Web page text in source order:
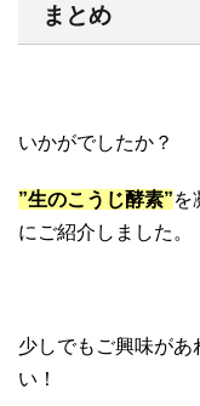
まとめ
いかがでしたか？
”生のこうじ酵素”を
にご紹介しました。
少しでもご興味があ
い！